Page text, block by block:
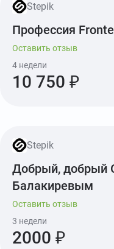
Stepik
Профессия
Оставить отзыв
4 недели
10 750 ₽
Stepik
Добрый, добрый
Балакиревым
Оставить отзыв
3 недели
2000 ₽